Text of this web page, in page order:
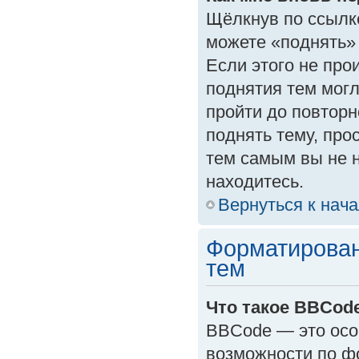
Щёлкнув по
можете
Если этого не
поднятия тем
пройти до
поднять тему,
тем самым вы не
находитесь.
Вернуться к
тем
Что такое
BBCode — это
возможности по